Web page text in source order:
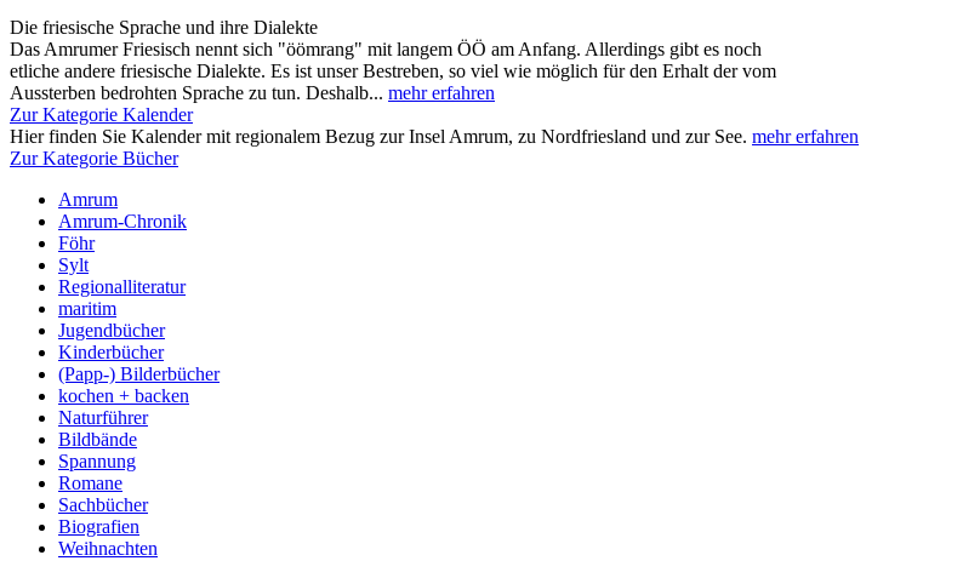
Die friesische Sprache und ihre Dialekte
Das Amrumer Friesisch nennt sich "öömrang" mit langem ÖÖ am Anfang. Allerdings gibt es noch
etliche andere friesische Dialekte. Es ist unser Bestreben, so viel wie möglich für den Erhalt der vom
Aussterben bedrohten Sprache zu tun. Deshalb... mehr erfahren
Zur Kategorie Kalender
Hier finden Sie Kalender mit regionalem Bezug zur Insel Amrum, zu Nordfriesland und zur See. mehr erfahren
Zur Kategorie Bücher
Amrum
Amrum-Chronik
Föhr
Sylt
Regionalliteratur
maritim
Jugendbücher
Kinderbücher
(Papp-) Bilderbücher
kochen + backen
Naturführer
Bildbände
Spannung
Romane
Sachbücher
Biografien
Weihnachten